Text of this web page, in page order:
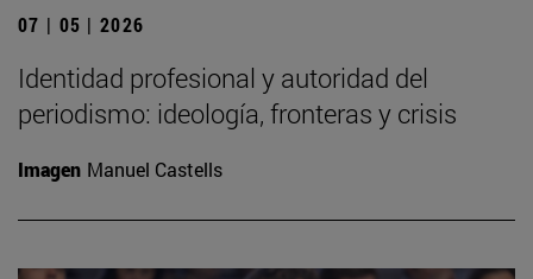
07 | 05 | 2026
Identidad profesional y autoridad del
periodismo: ideología, fronteras y crisis
Imagen Manuel Castells